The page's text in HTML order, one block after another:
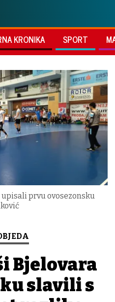
KRONIKA SPORT
prvu ovosezonsku
Bjelovara
slavili s